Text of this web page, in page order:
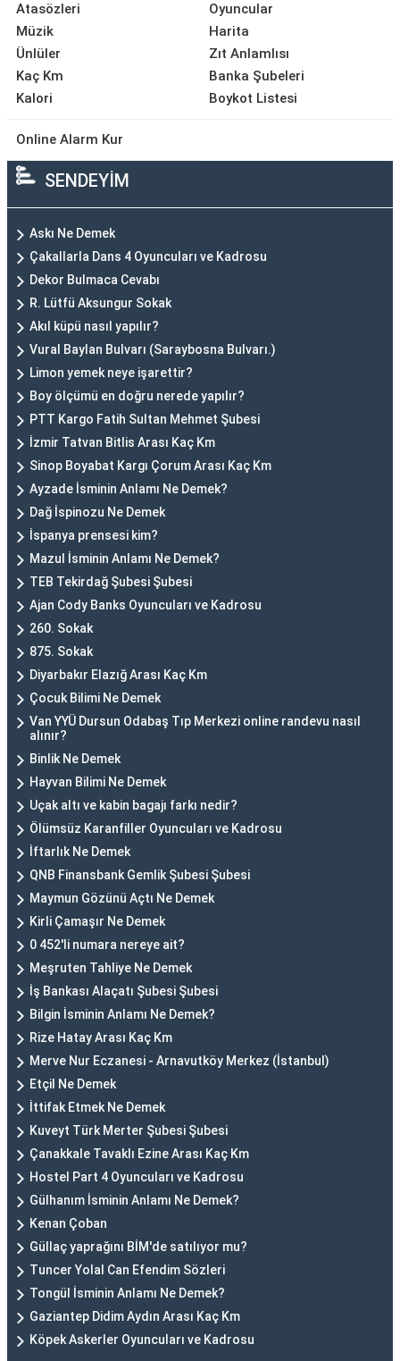
Atasözleri
Müzik
Ünlüler
Kaç Km
Kalori
Oyuncular
Harita
Zıt Anlamlısı
Banka Şubeleri
Boykot Listesi
Online Alarm Kur
SENDEYİM
Askı Ne Demek
Çakallarla Dans 4 Oyuncuları ve Kadrosu
Dekor Bulmaca Cevabı
R. Lütfü Aksungur Sokak
Akıl küpü nasıl yapılır?
Vural Baylan Bulvarı (Saraybosna Bulvarı.)
Limon yemek neye işarettir?
Boy ölçümü en doğru nerede yapılır?
PTT Kargo Fatih Sultan Mehmet Şubesi
İzmir Tatvan Bitlis Arası Kaç Km
Sinop Boyabat Kargı Çorum Arası Kaç Km
Ayzade İsminin Anlamı Ne Demek?
Dağ İspinozu Ne Demek
İspanya prensesi kim?
Mazul İsminin Anlamı Ne Demek?
TEB Tekirdağ Şubesi Şubesi
Ajan Cody Banks Oyuncuları ve Kadrosu
260. Sokak
875. Sokak
Diyarbakır Elazığ Arası Kaç Km
Çocuk Bilimi Ne Demek
Van YYÜ Dursun Odabaş Tıp Merkezi online randevu nasıl
alınır?
Binlik Ne Demek
Hayvan Bilimi Ne Demek
Uçak altı ve kabin bagajı farkı nedir?
Ölümsüz Karanfiller Oyuncuları ve Kadrosu
İftarlık Ne Demek
QNB Finansbank Gemlik Şubesi Şubesi
Maymun Gözünü Açtı Ne Demek
Kirli Çamaşır Ne Demek
0 452'li numara nereye ait?
Meşruten Tahliye Ne Demek
İş Bankası Alaçatı Şubesi Şubesi
Bilgin İsminin Anlamı Ne Demek?
Rize Hatay Arası Kaç Km
Merve Nur Eczanesi - Arnavutköy Merkez (İstanbul)
Etçil Ne Demek
İttifak Etmek Ne Demek
Kuveyt Türk Merter Şubesi Şubesi
Çanakkale Tavaklı Ezine Arası Kaç Km
Hostel Part 4 Oyuncuları ve Kadrosu
Gülhanım İsminin Anlamı Ne Demek?
Kenan Çoban
Güllaç yaprağını BİM'de satılıyor mu?
Tuncer Yolal Can Efendim Sözleri
Tongül İsminin Anlamı Ne Demek?
Gaziantep Didim Aydın Arası Kaç Km
Köpek Askerler Oyuncuları ve Kadrosu